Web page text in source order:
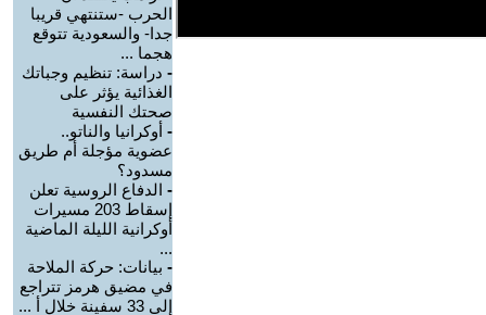
الحرب -ستنتهي قريبا
جدا- والسعودية تتوقع
هجما ...
- دراسة: تنظيم وجباتك
الغذائية يؤثر على
صحتك النفسية
- أوكرانيا والناتو..
عضوية مؤجلة أم طريق
مسدود؟
- الدفاع الروسية تعلن
إسقاط 203 مسيرات
أوكرانية الليلة الماضية
...
- بيانات: حركة الملاحة
في مضيق هرمز تتراجع
إلى 33 سفينة خلال أ ...